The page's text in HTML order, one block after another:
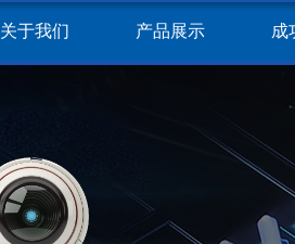
关于我们 产品展示 成